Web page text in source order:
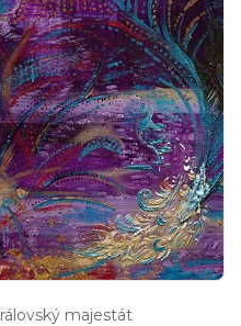
majestát